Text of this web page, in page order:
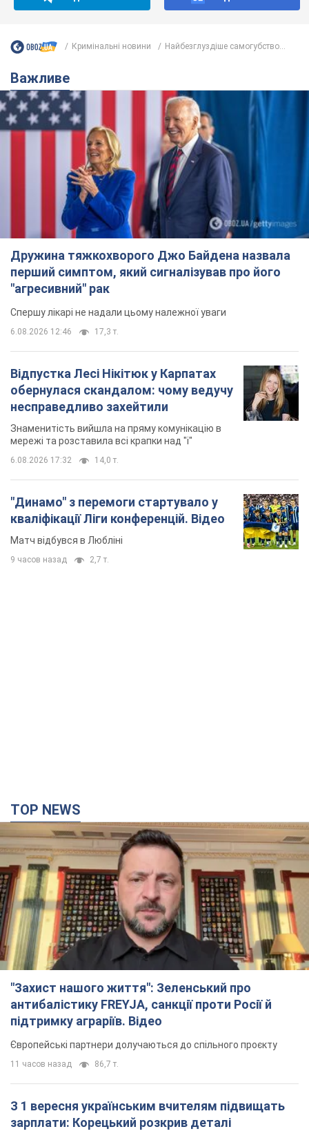
Кримінальні новини Найбезглуздіше самогубство...
Важливе
Дружина тяжкохворого Джо Байдена назвала
перший симптом, який сигналізував про його
"агресивний" рак
Спершу лікарі не надали цьому належної уваги
6.08.2026 12:46 17,3 т.
Відпустка Лесі Нікітюк у Карпатах
обернулася скандалом: чому ведучу
несправедливо захейтили
Знаменитість вийшла на пряму комунікацію в
мережі та розставила всі крапки над "і"
6.08.2026 17:32 14,0 т.
"Динамо" з перемоги стартувало у
кваліфікації Ліги конференцій. Відео
Матч відбувся в Любліні
9 часов назад 2,7 т.
TOP NEWS
"Захист нашого життя": Зеленський про
антибалістику FREYJA, санкції проти Росії й
підтримку аграріїв. Відео
Європейські партнери долучаються до спільного проєкту
11 часов назад 86,7 т.
З 1 вересня українським вчителям підвищать
зарплати: Корецький розкрив деталі